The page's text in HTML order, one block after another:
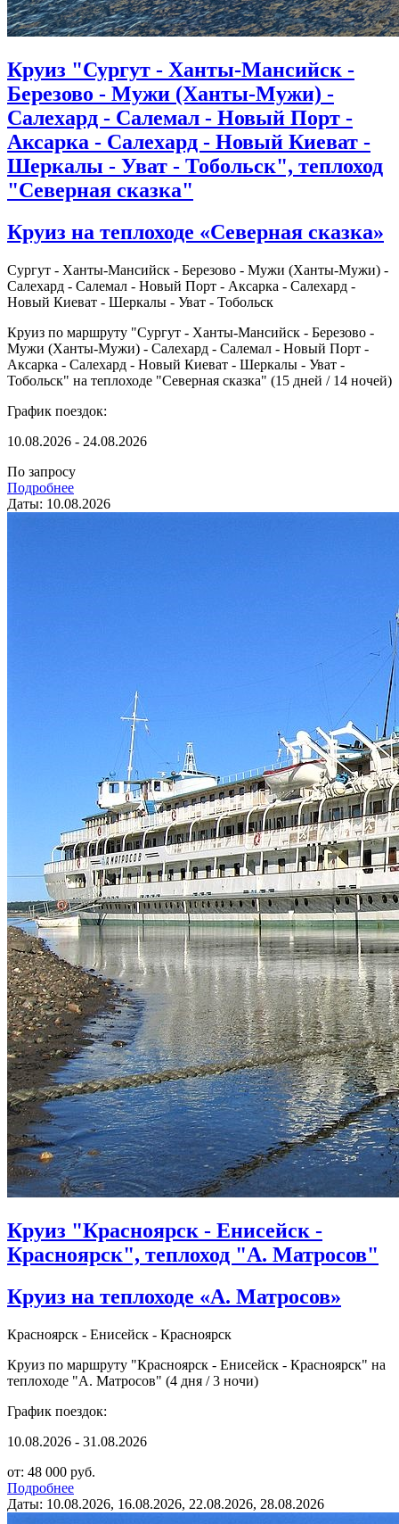
Круиз "Сургут - Ханты-Мансийск -
Березово - Мужи (Ханты-Мужи) -
Салехард - Салемал - Новый Порт -
Аксарка - Салехард - Новый Киеват -
Шеркалы - Уват - Тобольск", теплоход
"Северная сказка"
Круиз на теплоходе «Северная сказка»
Сургут - Ханты-Мансийск - Березово - Мужи (Ханты-Мужи) -
Салехард - Салемал - Новый Порт - Аксарка - Салехард -
Новый Киеват - Шеркалы - Уват - Тобольск
Круиз по маршруту "Сургут - Ханты-Мансийск - Березово -
Мужи (Ханты-Мужи) - Салехард - Салемал - Новый Порт -
Аксарка - Салехард - Новый Киеват - Шеркалы - Уват -
Тобольск" на теплоходе "Северная сказка" (15 дней / 14 ночей)
График поездок:
10.08.2026 - 24.08.2026
По запросу
Подробнее
Даты: 10.08.2026
Круиз "Красноярск - Енисейск -
Красноярск", теплоход "А. Матросов"
Круиз на теплоходе «А. Матросов»
Красноярск - Енисейск - Красноярск
Круиз по маршруту "Красноярск - Енисейск - Красноярск" на
теплоходе "А. Матросов" (4 дня / 3 ночи)
График поездок:
10.08.2026 - 31.08.2026
от: 48 000 руб.
Подробнее
Даты: 10.08.2026, 16.08.2026, 22.08.2026, 28.08.2026